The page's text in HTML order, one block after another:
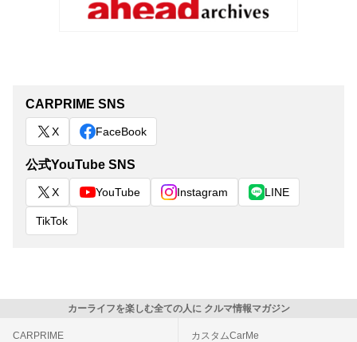
CARPRIME SNS
X FaceBook
公式YouTube SNS
X YouTube Instagram LINE
TikTok
カーライフを楽しむ全ての人に クルマ情報マガジン
CARPRIME カスタムCarMe